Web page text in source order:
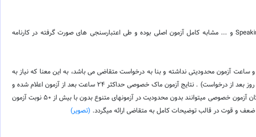
کلیه سوالات از نظر سطح آزمون، میزان سختی یا آسانی سوالات، زمان بندی آزمون، آزمون شفاهی Speaking و ... مشابه کامل آزمون اصلی بوده و طی اعتبارسنجی های صورت گرفته در کارنامه
آزمون محدودیتی نداشته و بنا به درخواست متقاضی می باشد، به این معنا که نیاز به
انتظار تا موعد آزمون بعدی نبوده و متقاضی میتواند هر زمان که مایل باشد در آزمون شرکت نماید و انتخاب زمان آزمون به دلخواه متقاضی می باشد (حتی یک روز بعد از درخواست) . نتایج آزمون ماک خصوصی حداکثر 24 ساعت بعد از آزمون اعلام شده و
نیاز به زمان انتظار دو هفته ای آزمون گروهی نمی باشد. ماژول Listening در آزمون خصوصی با استفاده از هدفون های با کیفیت پخش میگردد. شرکت کنندگان آزمون خصوصی میتوانند بدون محدودیت در آزمونهای متنوع بدون با بیش از 50 نوبت آزمون
(تصویر)